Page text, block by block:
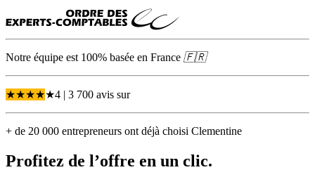
Notre équipe est 100% basée en France 🇫🇷
★★★★★4 | 3 700 avis sur
+ de 20 000 entrepreneurs ont déjà choisi Clementine
Profitez de l’offre en un clic.